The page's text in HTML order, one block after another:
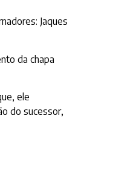
Jaques
da chapa
ele
do sucessor,